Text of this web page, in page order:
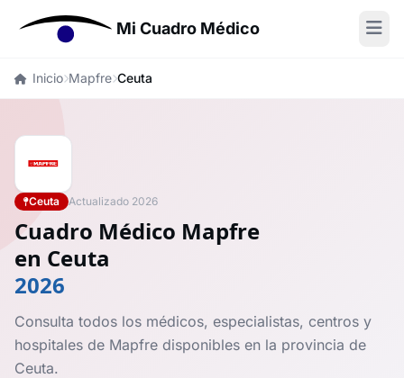
Mi Cuadro Médico
Inicio Mapfre Ceuta
Ceuta Actualizado 2026
Cuadro Médico Mapfre
en Ceuta
2026
Consulta todos los médicos, especialistas, centros y
hospitales de Mapfre disponibles en la provincia de
Ceuta.